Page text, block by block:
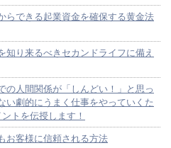
らできる起業資金を確保する黄金法
知り来るべきセカンドライフに備え
の人間関係が「しんどい！」と思っ
い劇的にうまく仕事をやっていくた
トを伝授します！
お客様に信頼される方法